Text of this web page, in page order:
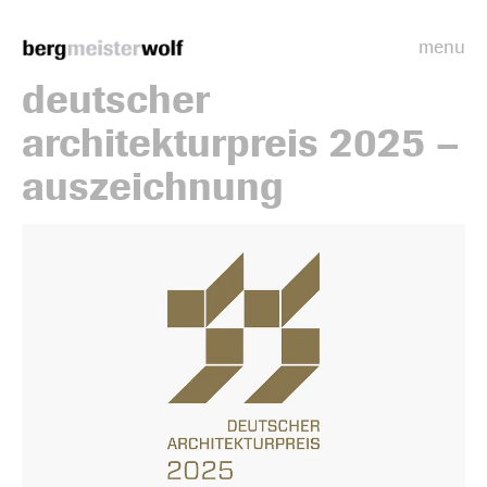
menu
deutscher
architekturpreis 2025 –
auszeichnung